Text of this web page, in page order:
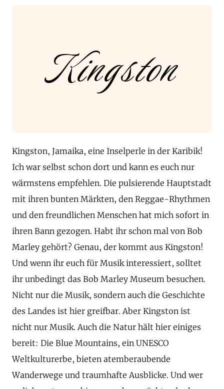
Kingston
Kingston, Jamaika, eine Inselperle in der Karibik!
Ich war selbst schon dort und kann es euch nur
wärmstens empfehlen. Die pulsierende Hauptstadt
mit ihren bunten Märkten, den Reggae-Rhythmen
und den freundlichen Menschen hat mich sofort in
ihren Bann gezogen. Habt ihr schon mal von Bob
Marley gehört? Genau, der kommt aus Kingston!
Und wenn ihr euch für Musik interessiert, solltet
ihr unbedingt das Bob Marley Museum besuchen.
Nicht nur die Musik, sondern auch die Geschichte
des Landes ist hier greifbar. Aber Kingston ist
nicht nur Musik. Auch die Natur hält hier einiges
bereit: Die Blue Mountains, ein UNESCO
Weltkulturerbe, bieten atemberaubende
Wanderwege und traumhafte Ausblicke. Und wer